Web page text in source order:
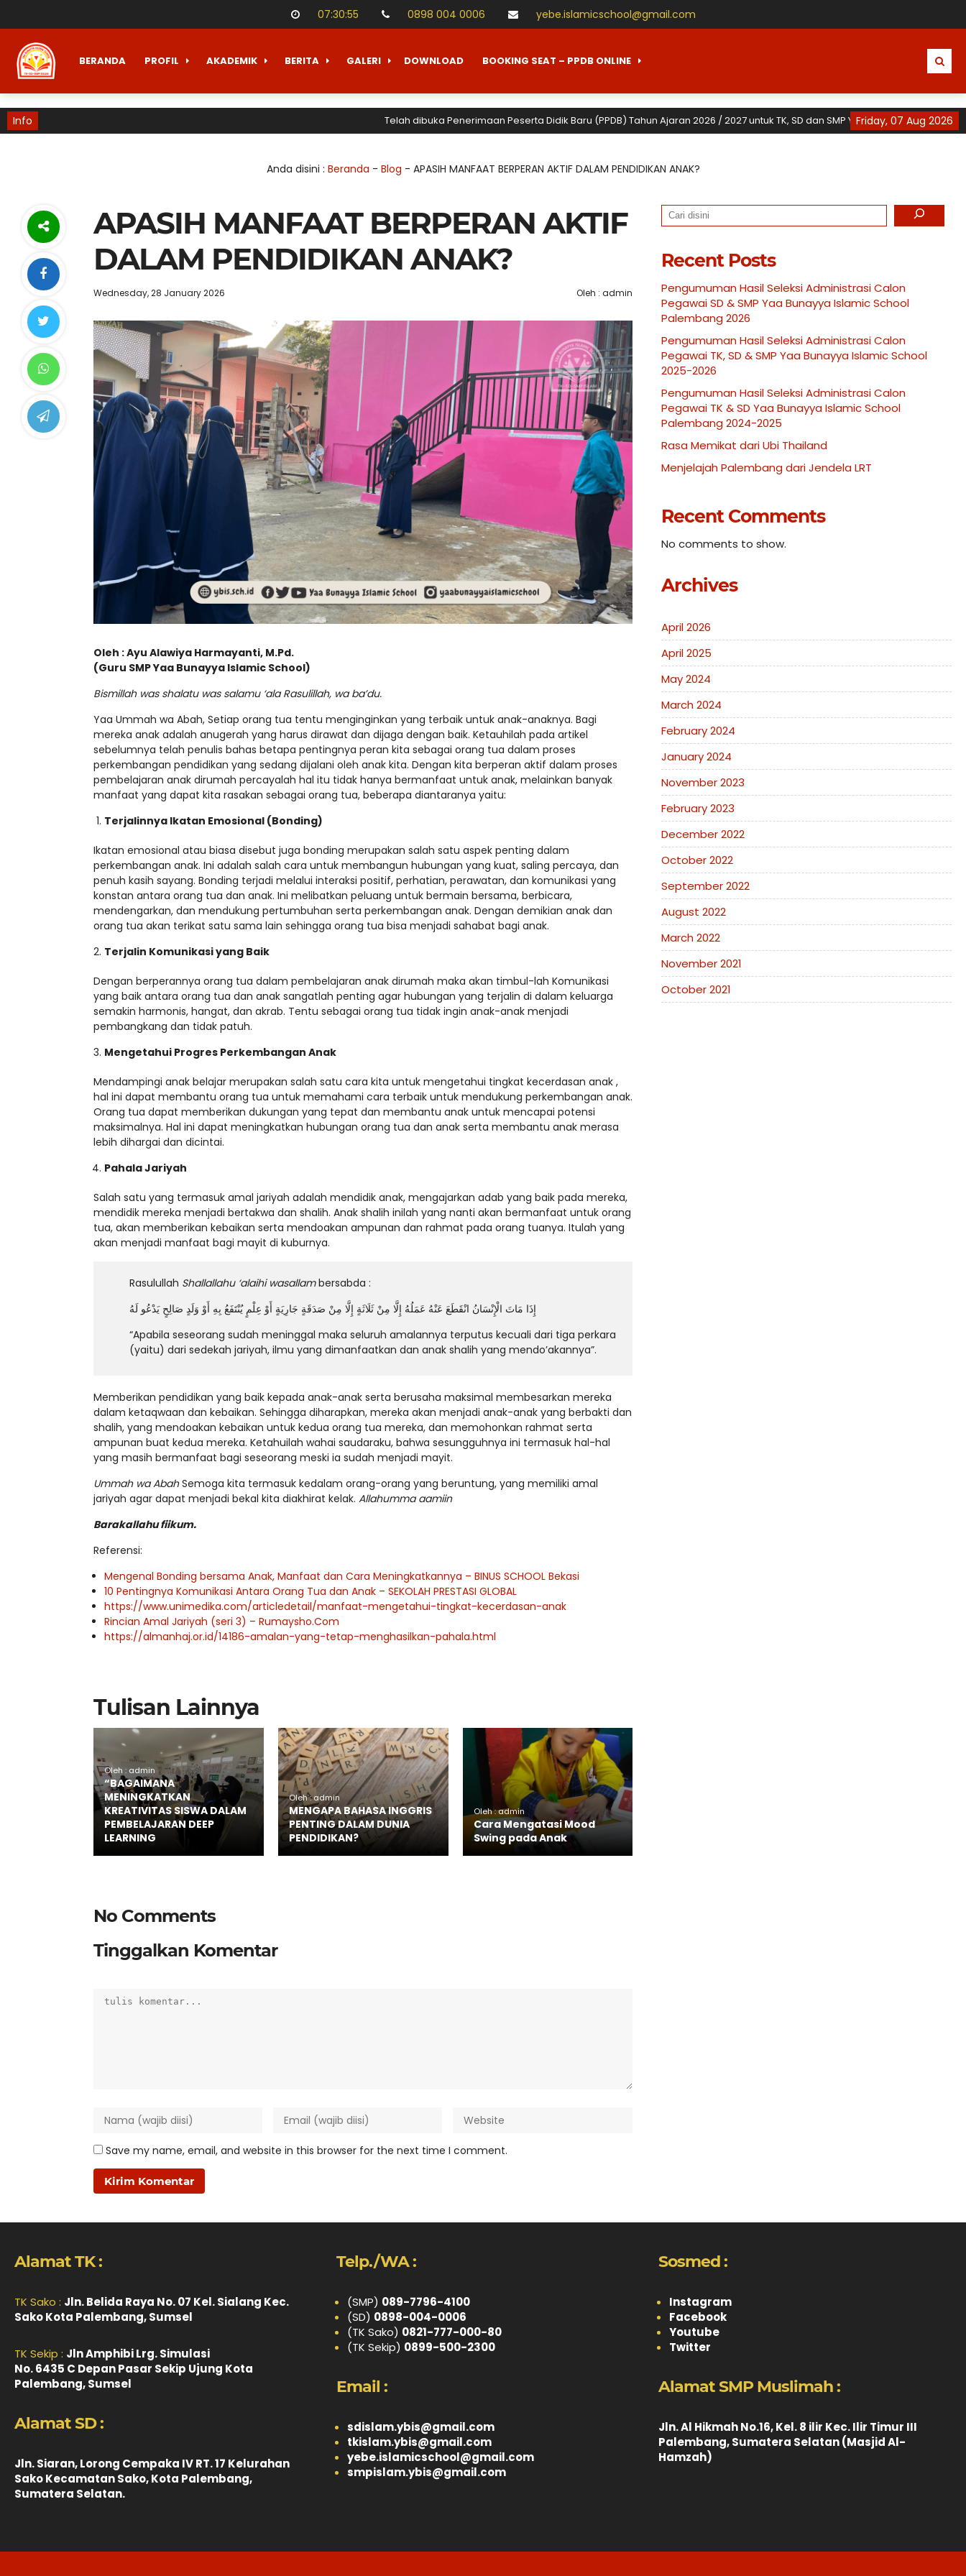
07:30:56 0898 004 0006 yebe.islamicschool@gmail.com
BERANDA PROFIL AKADEMIK BERITA GALERI DOWNLOAD BOOKING SEAT – PPDB ONLINE
Info Friday, 07 Aug 2026
Telah dibuka Penerimaan Peserta Didik Baru (PPDB) Tahun Ajaran 2026 / 2027 untuk TK, SD dan SMP Yaa Bunayya Islamic
Anda disini : Beranda - Blog - APASIH MANFAAT BERPERAN AKTIF DALAM PENDIDIKAN ANAK?
APASIH MANFAAT BERPERAN AKTIF
DALAM PENDIDIKAN ANAK?
Wednesday, 28 January 2026 Oleh : admin
Oleh : Ayu Alawiya Harmayanti, M.Pd.
(Guru SMP Yaa Bunayya Islamic School)
Bismillah was shalatu was salamu ‘ala Rasulillah, wa ba’du.
Yaa Ummah wa Abah, Setiap orang tua tentu menginginkan yang terbaik untuk anak-anaknya. Bagi
mereka anak adalah anugerah yang harus dirawat dan dijaga dengan baik. Ketauhilah pada artikel
sebelumnya telah penulis bahas betapa pentingnya peran kita sebagai orang tua dalam proses
perkembangan pendidikan yang sedang dijalani oleh anak kita. Dengan kita berperan aktif dalam proses
pembelajaran anak dirumah percayalah hal itu tidak hanya bermanfaat untuk anak, melainkan banyak
manfaat yang dapat kita rasakan sebagai orang tua, beberapa diantaranya yaitu:
Terjalinnya Ikatan Emosional (Bonding)
Ikatan emosional atau biasa disebut juga bonding merupakan salah satu aspek penting dalam
perkembangan anak. Ini adalah salah cara untuk membangun hubungan yang kuat, saling percaya, dan
penuh kasih sayang. Bonding terjadi melalui interaksi positif, perhatian, perawatan, dan komunikasi yang
konstan antara orang tua dan anak. Ini melibatkan peluang untuk bermain bersama, berbicara,
mendengarkan, dan mendukung pertumbuhan serta perkembangan anak. Dengan demikian anak dan
orang tua akan terikat satu sama lain sehingga orang tua bisa menjadi sahabat bagi anak.
Terjalin Komunikasi yang Baik
Dengan berperannya orang tua dalam pembelajaran anak dirumah maka akan timbul-lah Komunikasi
yang baik antara orang tua dan anak sangatlah penting agar hubungan yang terjalin di dalam keluarga
semakin harmonis, hangat, dan akrab. Tentu sebagai orang tua tidak ingin anak-anak menjadi
pembangkang dan tidak patuh.
Mengetahui Progres Perkembangan Anak
Mendampingi anak belajar merupakan salah satu cara kita untuk mengetahui tingkat kecerdasan anak ,
hal ini dapat membantu orang tua untuk memahami cara terbaik untuk mendukung perkembangan anak.
Orang tua dapat memberikan dukungan yang tepat dan membantu anak untuk mencapai potensi
maksimalnya. Hal ini dapat meningkatkan hubungan orang tua dan anak serta membantu anak merasa
lebih dihargai dan dicintai.
Pahala Jariyah
Salah satu yang termasuk amal jariyah adalah mendidik anak, mengajarkan adab yang baik pada mereka,
mendidik mereka menjadi bertakwa dan shalih. Anak shalih inilah yang nanti akan bermanfaat untuk orang
tua, akan memberikan kebaikan serta mendoakan ampunan dan rahmat pada orang tuanya. Itulah yang
akan menjadi manfaat bagi mayit di kuburnya.
Rasulullah Shallallahu ‘alaihi wasallambersabda :
إِذَا مَاتَ الْإِنْسَانُ انْقَطَعَ عَنْهُ عَمَلُهُ إِلَّا مِنْ ثَلَاثَةٍ إِلَّا مِنْ صَدَقَةٍ جَارِيَةٍ أَوْ عِلْمٍ يُنْتَفَعُ بِهِ أَوْ وَلَدٍ صَالِحٍ يَدْعُو لَهُ
“Apabila seseorang sudah meninggal maka seluruh amalannya terputus kecuali dari tiga perkara
(yaitu) dari sedekah jariyah, ilmu yang dimanfaatkan dan anak shalih yang mendo’akannya”.
Memberikan pendidikan yang baik kepada anak-anak serta berusaha maksimal membesarkan mereka
dalam ketaqwaan dan kebaikan. Sehingga diharapkan, mereka akan menjadi anak-anak yang berbakti dan
shalih, yang mendoakan kebaikan untuk kedua orang tua mereka, dan memohonkan rahmat serta
ampunan buat kedua mereka. Ketahuilah wahai saudaraku, bahwa sesungguhnya ini termasuk hal-hal
yang masih bermanfaat bagi seseorang meski ia sudah menjadi mayit.
Ummah wa AbahSemoga kita termasuk kedalam orang-orang yang beruntung, yang memiliki amal
jariyah agar dapat menjadi bekal kita diakhirat kelak. Allahumma aamiin
Barakallahu fiikum.
Referensi:
Mengenal Bonding bersama Anak, Manfaat dan Cara Meningkatkannya – BINUS SCHOOL Bekasi
10 Pentingnya Komunikasi Antara Orang Tua dan Anak – SEKOLAH PRESTASI GLOBAL
https://www.unimedika.com/articledetail/manfaat-mengetahui-tingkat-kecerdasan-anak
Rincian Amal Jariyah (seri 3) – Rumaysho.Com
https://almanhaj.or.id/14186-amalan-yang-tetap-menghasilkan-pahala.html
Tulisan Lainnya
Oleh : admin
“BAGAIMANA
MENINGKATKAN
KREATIVITAS SISWA DALAM
PEMBELAJARAN DEEP
LEARNING
Oleh : admin
MENGAPA BAHASA INGGRIS
PENTING DALAM DUNIA
PENDIDIKAN?
Oleh : admin
Cara Mengatasi Mood
Swing pada Anak
No Comments
Tinggalkan Komentar
Save my name, email, and website in this browser for the next time I comment.
Search
Recent Posts
Pengumuman Hasil Seleksi Administrasi Calon
Pegawai SD & SMP Yaa Bunayya Islamic School
Palembang 2026
Pengumuman Hasil Seleksi Administrasi Calon
Pegawai TK, SD & SMP Yaa Bunayya Islamic School
2025-2026
Pengumuman Hasil Seleksi Administrasi Calon
Pegawai TK & SD Yaa Bunayya Islamic School
Palembang 2024-2025
Rasa Memikat dari Ubi Thailand
Menjelajah Palembang dari Jendela LRT
Recent Comments
No comments to show.
Archives
April 2026
April 2025
May 2024
March 2024
February 2024
January 2024
November 2023
February 2023
December 2022
October 2022
September 2022
August 2022
March 2022
November 2021
October 2021
Alamat TK :
TK Sako : Jln. Belida Raya No. 07 Kel. Sialang Kec.
Sako Kota Palembang, Sumsel
TK Sekip : Jln Amphibi Lrg. Simulasi
No. 6435 C Depan Pasar Sekip Ujung Kota
Palembang, Sumsel
Alamat SD :
Jln. Siaran, Lorong Cempaka IV RT. 17 Kelurahan
Sako Kecamatan Sako, Kota Palembang,
Sumatera Selatan.
Telp./WA :
(SMP) 089-7796-4100
(SD) 0898-004-0006
(TK Sako) 0821-777-000-80
(TK Sekip) 0899-500-2300
Email :
sdislam.ybis@gmail.com
tkislam.ybis@gmail.com
yebe.islamicschool@gmail.com
smpislam.ybis@gmail.com
Sosmed :
Instagram
Facebook
Youtube
Twitter
Alamat SMP Muslimah :
Jln. Al Hikmah No.16, Kel. 8 ilir Kec. Ilir Timur III
Palembang, Sumatera Selatan (Masjid Al-
Hamzah)